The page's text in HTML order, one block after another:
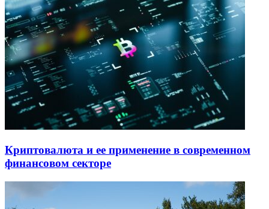
Криптовалюта и ее применение в современном
финансовом секторе